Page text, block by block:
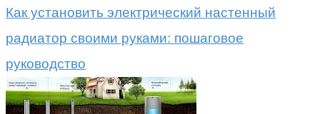
Как установить электрический настенный
радиатор своими руками: пошаговое
руководство